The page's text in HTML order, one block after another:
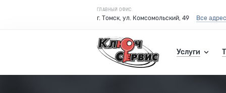
ГЛАВНЫЙ ОФИС
г. Томск, ул. Комсомольский, 49 Все
Услуги